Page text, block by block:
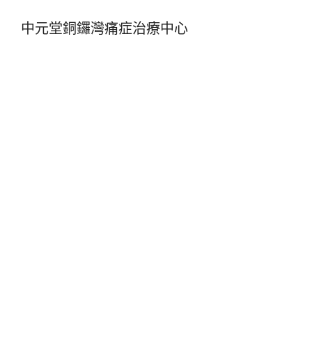
中元堂銅鑼灣痛症治療中心